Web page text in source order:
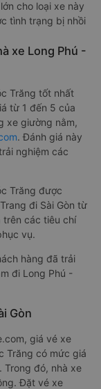
cho loại xe này
tình trạng bị nhồi
xe Long Phú -
Trăng tốt nhất
từ 1 đến 5 của
xe giường nằm,
. Đánh giá này
nghiệm các
Trăng được
đi Sài Gòn từ
trên các tiêu chí
vụ.
hàng đã trải
đi Long Phú -
Gòn
giá vé xe
Trăng có mức giá
đó, nhà xe
Đặt vé xe